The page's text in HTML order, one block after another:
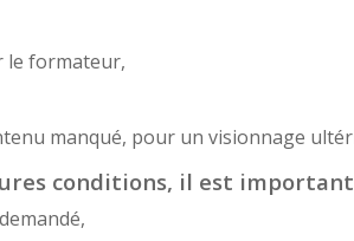
le formateur,
manqué, pour un visionnage
conditions, il est important